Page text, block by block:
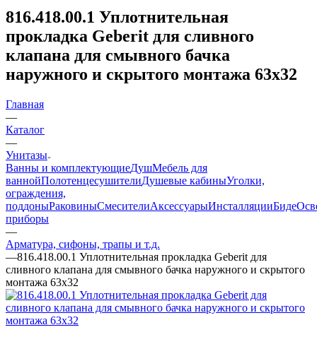
816.418.00.1 Уплотнительная
прокладка Geberit для сливного
клапана для смывного бачка
наружного и скрытого монтажа 63х32
Главная
—
Каталог
—
Унитазы
Ванны и комплектующиеДушМебель для
ваннойПолотенцесушителиДушевые кабиныУголки,
ограждения,
поддоныРаковиныСмесителиАксессуарыИнсталляцииБиде
приборы
—
Арматура, сифоны, трапы и т.д.
—816.418.00.1 Уплотнительная прокладка Geberit для
сливного клапана для смывного бачка наружного и скрытого
монтажа 63х32